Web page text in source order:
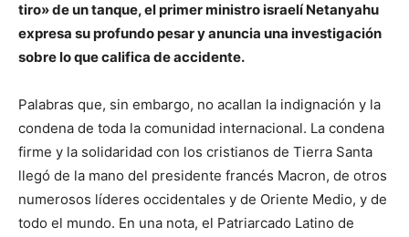
tiro» de un tanque, el primer ministro israelí Netanyahu
expresa su profundo pesar y anuncia una investigación
sobre lo que califica de accidente.
Palabras que, sin embargo, no acallan la indignación y la
condena de toda la comunidad internacional. La condena
firme y la solidaridad con los cristianos de Tierra Santa
llegó de la mano del presidente francés Macron, de otros
numerosos líderes occidentales y de Oriente Medio, y de
todo el mundo. En una nota, el Patriarcado Latino de